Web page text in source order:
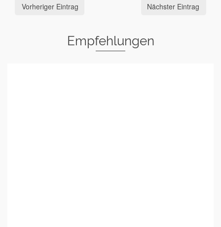
Vorheriger Eintrag Nächster Eintrag
Empfehlungen